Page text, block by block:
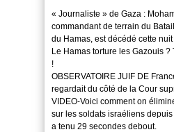
« Journaliste » de Gaza :
commandant de terrain du
du Hamas, est décédé cette nuit
Le Hamas torture les Gazouis ?
!
OBSERVATOIRE JUIF DE
regardait du côté de la Cour
VIDEO-Voici comment on
sur les soldats israéliens depuis
a tenu 29 secondes debout.